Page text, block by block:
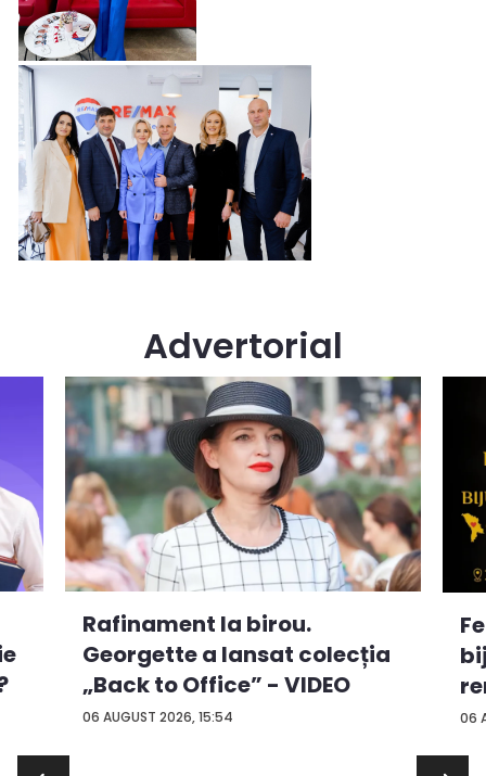
Advertorial
06 AUGUST 2026, 15:54
Rafinament la birou.
Georgette a lansat colecția
„Back to Office” - VIDEO
06
...